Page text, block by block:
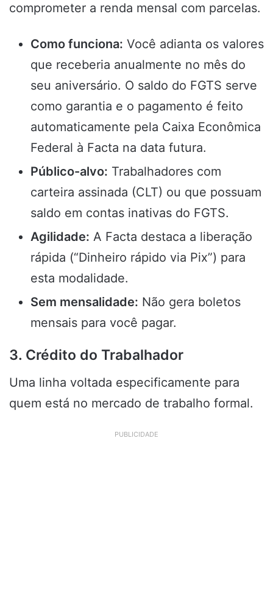
comprometer a renda mensal com parcelas.
Como funciona: Você adianta os valores
que receberia anualmente no mês do
seu aniversário. O saldo do FGTS serve
como garantia e o pagamento é feito
automaticamente pela Caixa Econômica
Federal à Facta na data futura.
Público-alvo: Trabalhadores com
carteira assinada (CLT) ou que possuam
saldo em contas inativas do FGTS.
Agilidade: A Facta destaca a liberação
rápida (“Dinheiro rápido via Pix”) para
esta modalidade.
Sem mensalidade: Não gera boletos
mensais para você pagar.
3. Crédito do Trabalhador
Uma linha voltada especificamente para
quem está no mercado de trabalho formal.
PUBLICIDADE